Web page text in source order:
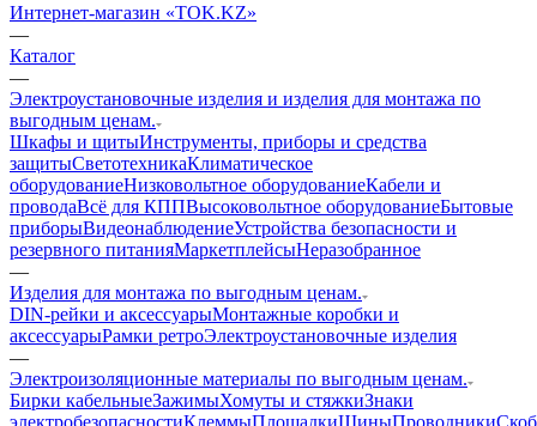
Интернет-магазин «TOK.KZ»
—
Каталог
—
Электроустановочные изделия и изделия для монтажа по
выгодным ценам.
Шкафы и щитыИнструменты, приборы и средства
защитыСветотехникаКлиматическое
оборудованиеНизковольтное оборудованиеКабели и
проводаВсё для КППВысоковольтное оборудованиеБытовые
приборыВидеонаблюдениеУстройства безопасности и
резервного питанияМаркетплейсыНеразобранное
—
Изделия для монтажа по выгодным ценам.
DIN-рейки и аксессуарыМонтажные коробки и
аксессуарыРамки ретроЭлектроустановочные изделия
—
Электроизоляционные материалы по выгодным ценам.
Бирки кабельныеЗажимыХомуты и стяжкиЗнаки
электробезопасностиКлеммыПлощадкиШиныПроводники